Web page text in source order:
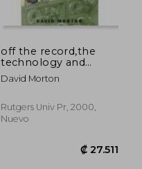
off the record,the
technology and
culture of sound
recording in america
David Morton
Rutgers Univ Pr, 2000,
Nuevo